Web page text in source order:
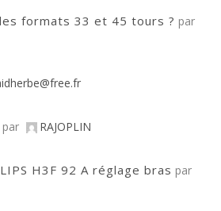
formats 33 et 45 tours ? par
par RAJOPLIN
H3F 92 A réglage bras par